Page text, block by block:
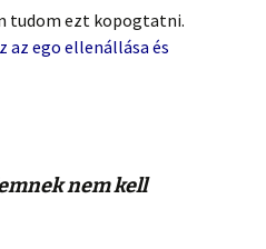
tudom ezt kopogtatni.
az ego ellenállása és
nem kell